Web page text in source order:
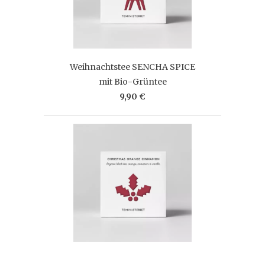
Weihnachtstee SENCHA SPICE
mit Bio-Grüntee
9,90 €